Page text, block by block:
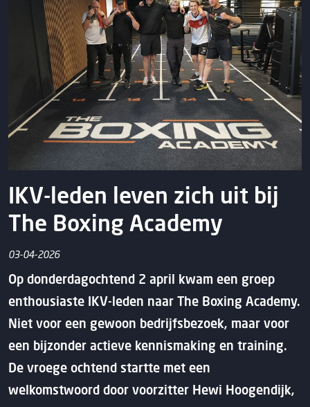
IKV-leden leven zich uit bij
The Boxing Academy
03-04-2026
Op donderdagochtend 2 april kwam een groep
enthousiaste IKV-leden naar The Boxing Academy.
Niet voor een gewoon bedrijfsbezoek, maar voor
een bijzonder actieve kennismaking en training.
De vroege ochtend startte met een
welkomstwoord door voorzitter Hewi Hoogendijk,